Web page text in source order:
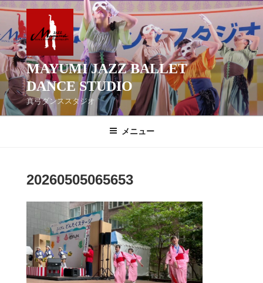
コ
テ
ン
ツ
へ
ス
キ
ッ
MAYUMI JAZZ BALLET
DANCE STUDIO
真弓ダンススタジオ
メニュー
20260505065653